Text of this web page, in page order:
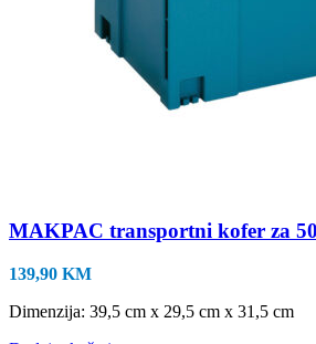
MAKPAC transportni kofer za
139,90 KM
Dimenzija: 39,5 cm x 29,5 cm x 31,5 cm